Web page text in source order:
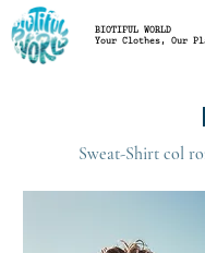
Your Clothes, Our
BIOTIFUL WORLD
Sweat-Shirt col